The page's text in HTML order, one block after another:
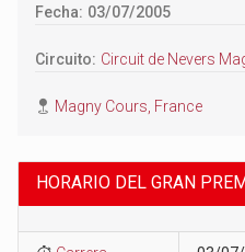
Fecha: 03/07/2005
Circuito: Circuit de Nevers
Magny Cours, France
HORARIO DEL GRAN